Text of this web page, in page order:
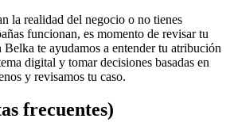
la realidad del negocio o no tienes
funcionan, es momento de revisar tu
te ayudamos a entender tu atribución
digital y tomar decisiones basadas en
y revisamos tu caso.
frecuentes)